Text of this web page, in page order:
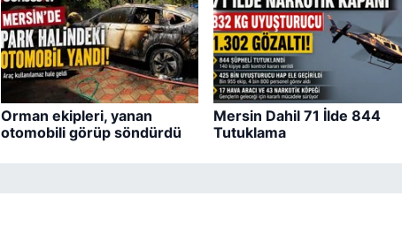
Orman ekipleri, yanan
otomobili görüp söndürdü
Mersin Dahil 71 İlde 844
Tutuklama